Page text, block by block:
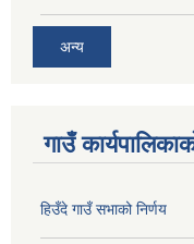
अन्य
गाउँ
हिउँदे गाउँ सभाको निर्णय